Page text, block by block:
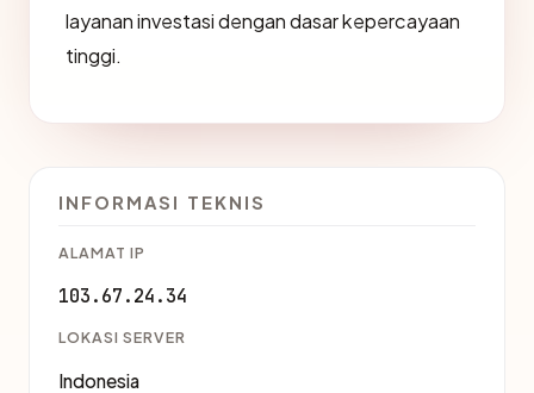
layanan investasi dengan dasar kepercayaan
tinggi.
INFORMASI TEKNIS
ALAMAT IP
103.67.24.34
LOKASI SERVER
Indonesia